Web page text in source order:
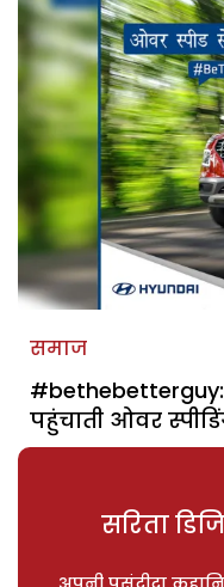
समाज
पहुंचाती ओवर
सरिता